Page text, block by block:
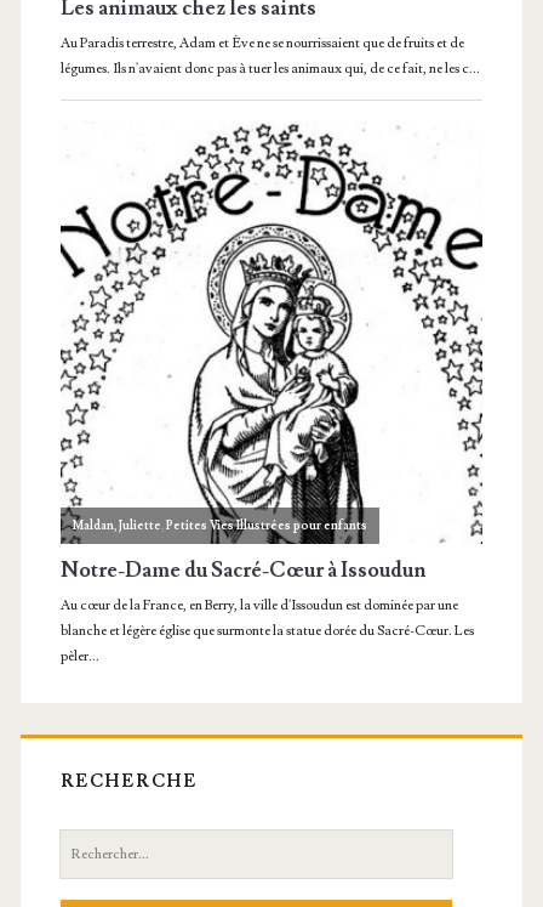
RECHERCHE
Recherche: